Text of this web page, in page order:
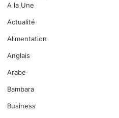
A la Une
Actualité
Alimentation
Anglais
Arabe
Bambara
Business